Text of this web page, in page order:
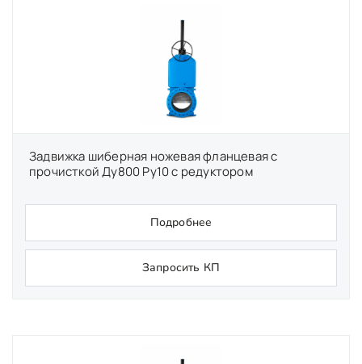
Задвижка шиберная ножевая фланцевая с
прочисткой Ду800 Ру10 с редуктором
Подробнее
Запросить КП